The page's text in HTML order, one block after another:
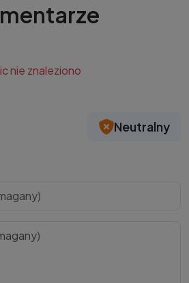
nie znaleziono
Neutralny